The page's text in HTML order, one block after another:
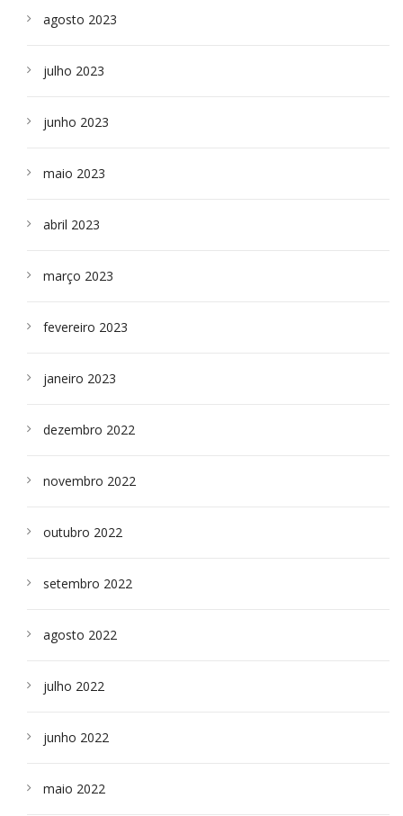
agosto 2023
julho 2023
junho 2023
maio 2023
abril 2023
março 2023
fevereiro 2023
janeiro 2023
dezembro 2022
novembro 2022
outubro 2022
setembro 2022
agosto 2022
julho 2022
junho 2022
maio 2022